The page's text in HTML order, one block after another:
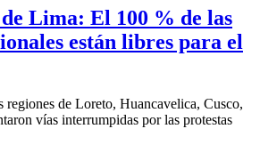
Lima: El 100 % de las
están libres para el
regiones de Loreto, Huancavelica, Cusco,
vías interrumpidas por las protestas